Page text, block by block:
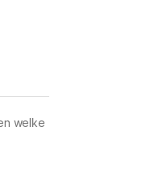
welke